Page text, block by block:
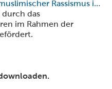
„Zwischen den Zeilen – Antimuslimischer Rassismus im Journalismus“
das
im Rahmen der